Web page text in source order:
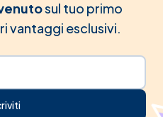
sul tuo primo
vantaggi esclusivi.